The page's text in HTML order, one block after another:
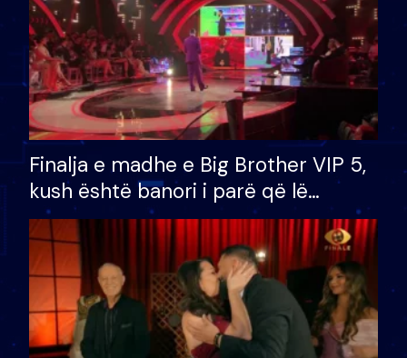
Finalja e madhe e Big Brother VIP 5,
kush është banori i parë që lë
shtëpinë dhe humb mundësinë për
të fituar çmimin e madh